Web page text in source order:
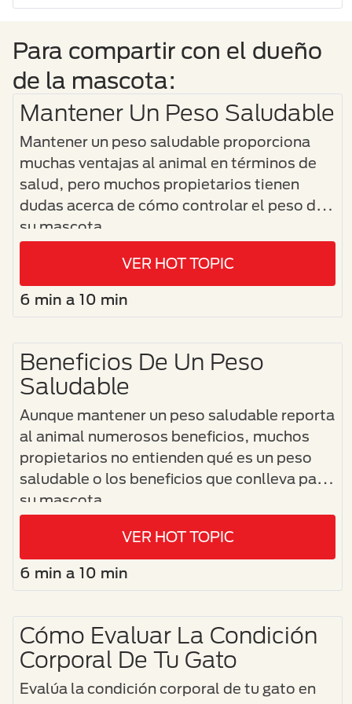
Para compartir con el dueño
de la mascota:
Mantener Un Peso Saludable
Mantener un peso saludable proporciona
muchas ventajas al animal en términos de
salud, pero muchos propietarios tienen
dudas acerca de cómo controlar el peso de
su mascota.
VER HOT TOPIC
6 min a 10 min
Beneficios De Un Peso
Saludable
Aunque mantener un peso saludable reporta
al animal numerosos beneficios, muchos
propietarios no entienden qué es un peso
saludable o los beneficios que conlleva para
su mascota.
VER HOT TOPIC
6 min a 10 min
Cómo Evaluar La Condición
Corporal De Tu Gato
Evalúa la condición corporal de tu gato en